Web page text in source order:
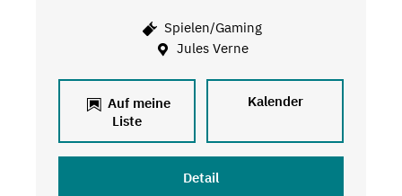
Spielen/Gaming
Jules Verne
Auf meine
Liste
Kalender
Detail